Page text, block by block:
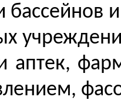
бассейнов
аптек,